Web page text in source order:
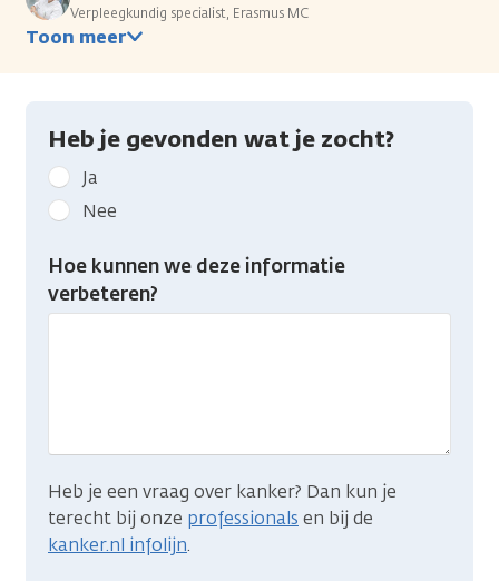
Verpleegkundig specialist, Erasmus MC
Toon meer
Heb je gevonden wat je zocht?
Geef
kanker.nl
feedback:
Heb
gevonden
Ja
Nee
Hoe kunnen we deze informatie
verbeteren?
Heb je een vraag over kanker? Dan kun je
terecht bij onze professionals en bij de
kanker.nl infolijn.